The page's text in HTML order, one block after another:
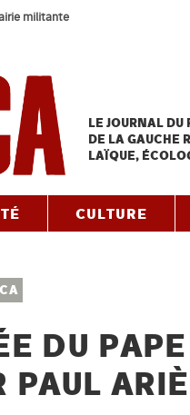
militante
LE JOURNAL DU
DE LA GAUCHE
LAÏQUE,
CULTURE
DU PAPE
PAUL